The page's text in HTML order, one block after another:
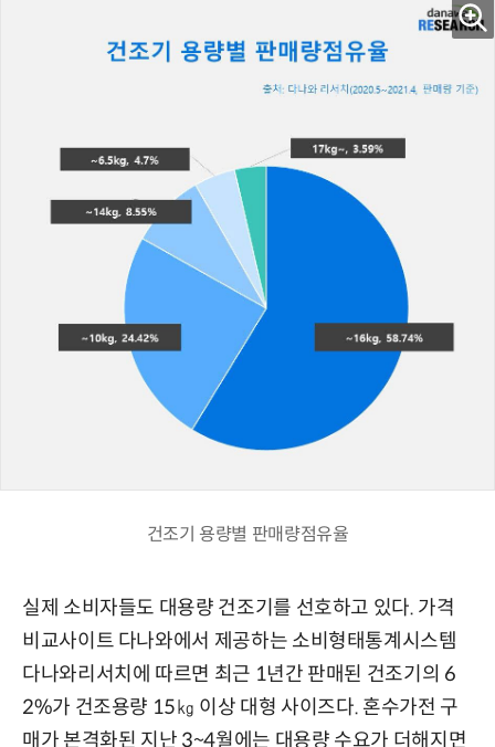
건조기 용량별 판매량점유율
실제 소비자들도 대용량 건조기를 선호하고 있다. 가격
비교사이트 다나와에서 제공하는 소비형태통계시스템
다나와리서치에 따르면 최근 1년간 판매된 건조기의 6
2%가 건조용량 15㎏ 이상 대형 사이즈다. 혼수가전 구
매가 본격화된 지난 3~4월에는 대용량 수요가 더해지면